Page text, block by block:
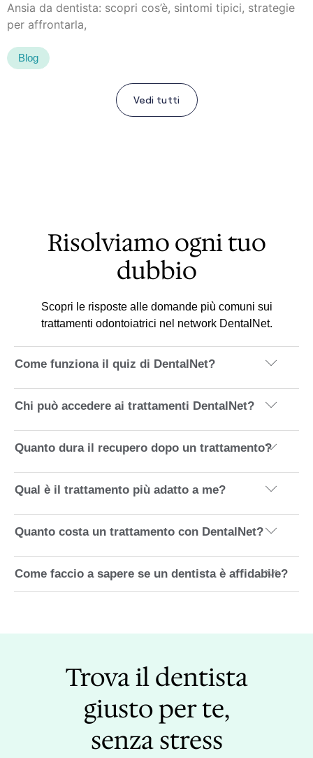
Ansia da dentista: scopri cos’è, sintomi tipici, strategie
per affrontarla,
Blog
Vedi tutti
Risolviamo ogni tuo
dubbio
Scopri le risposte alle domande più comuni sui
trattamenti odontoiatrici nel network DentalNet.
Come funziona il quiz di DentalNet?
Chi può accedere ai trattamenti DentalNet?
Quanto dura il recupero dopo un trattamento?
Qual è il trattamento più adatto a me?
Quanto costa un trattamento con DentalNet?
Come faccio a sapere se un dentista è affidabile?
Trova il dentista
giusto per te,
senza stress